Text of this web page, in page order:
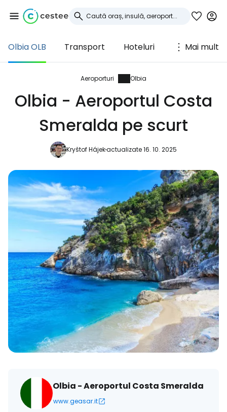
Olbia OLB Transport Hoteluri Mai mult
Aeroporturi Olbia
Olbia - Aeroportul Costa
Smeralda pe scurt
Kryštof Hájekactualizate 16. 10. 2025
Olbia - Aeroportul Costa Smeralda
www.geasar.it
Conectați-vă la
Cestee
... comunitatea mondială a călătorilor
Continuați cu Google
Continuați cu Facebook
Continuați cu e-mailul